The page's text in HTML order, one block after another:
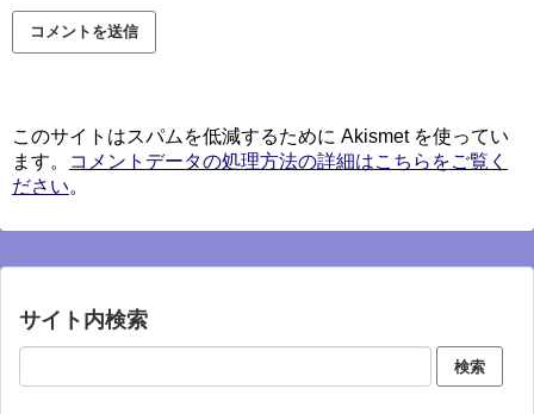
このサイトはスパムを低減するために Akismet を使ってい
ます。
コメントデータの処理方法の詳細はこちらをご覧く
ださい。
サイト内検索